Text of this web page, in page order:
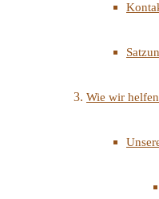
Wie wir helfen